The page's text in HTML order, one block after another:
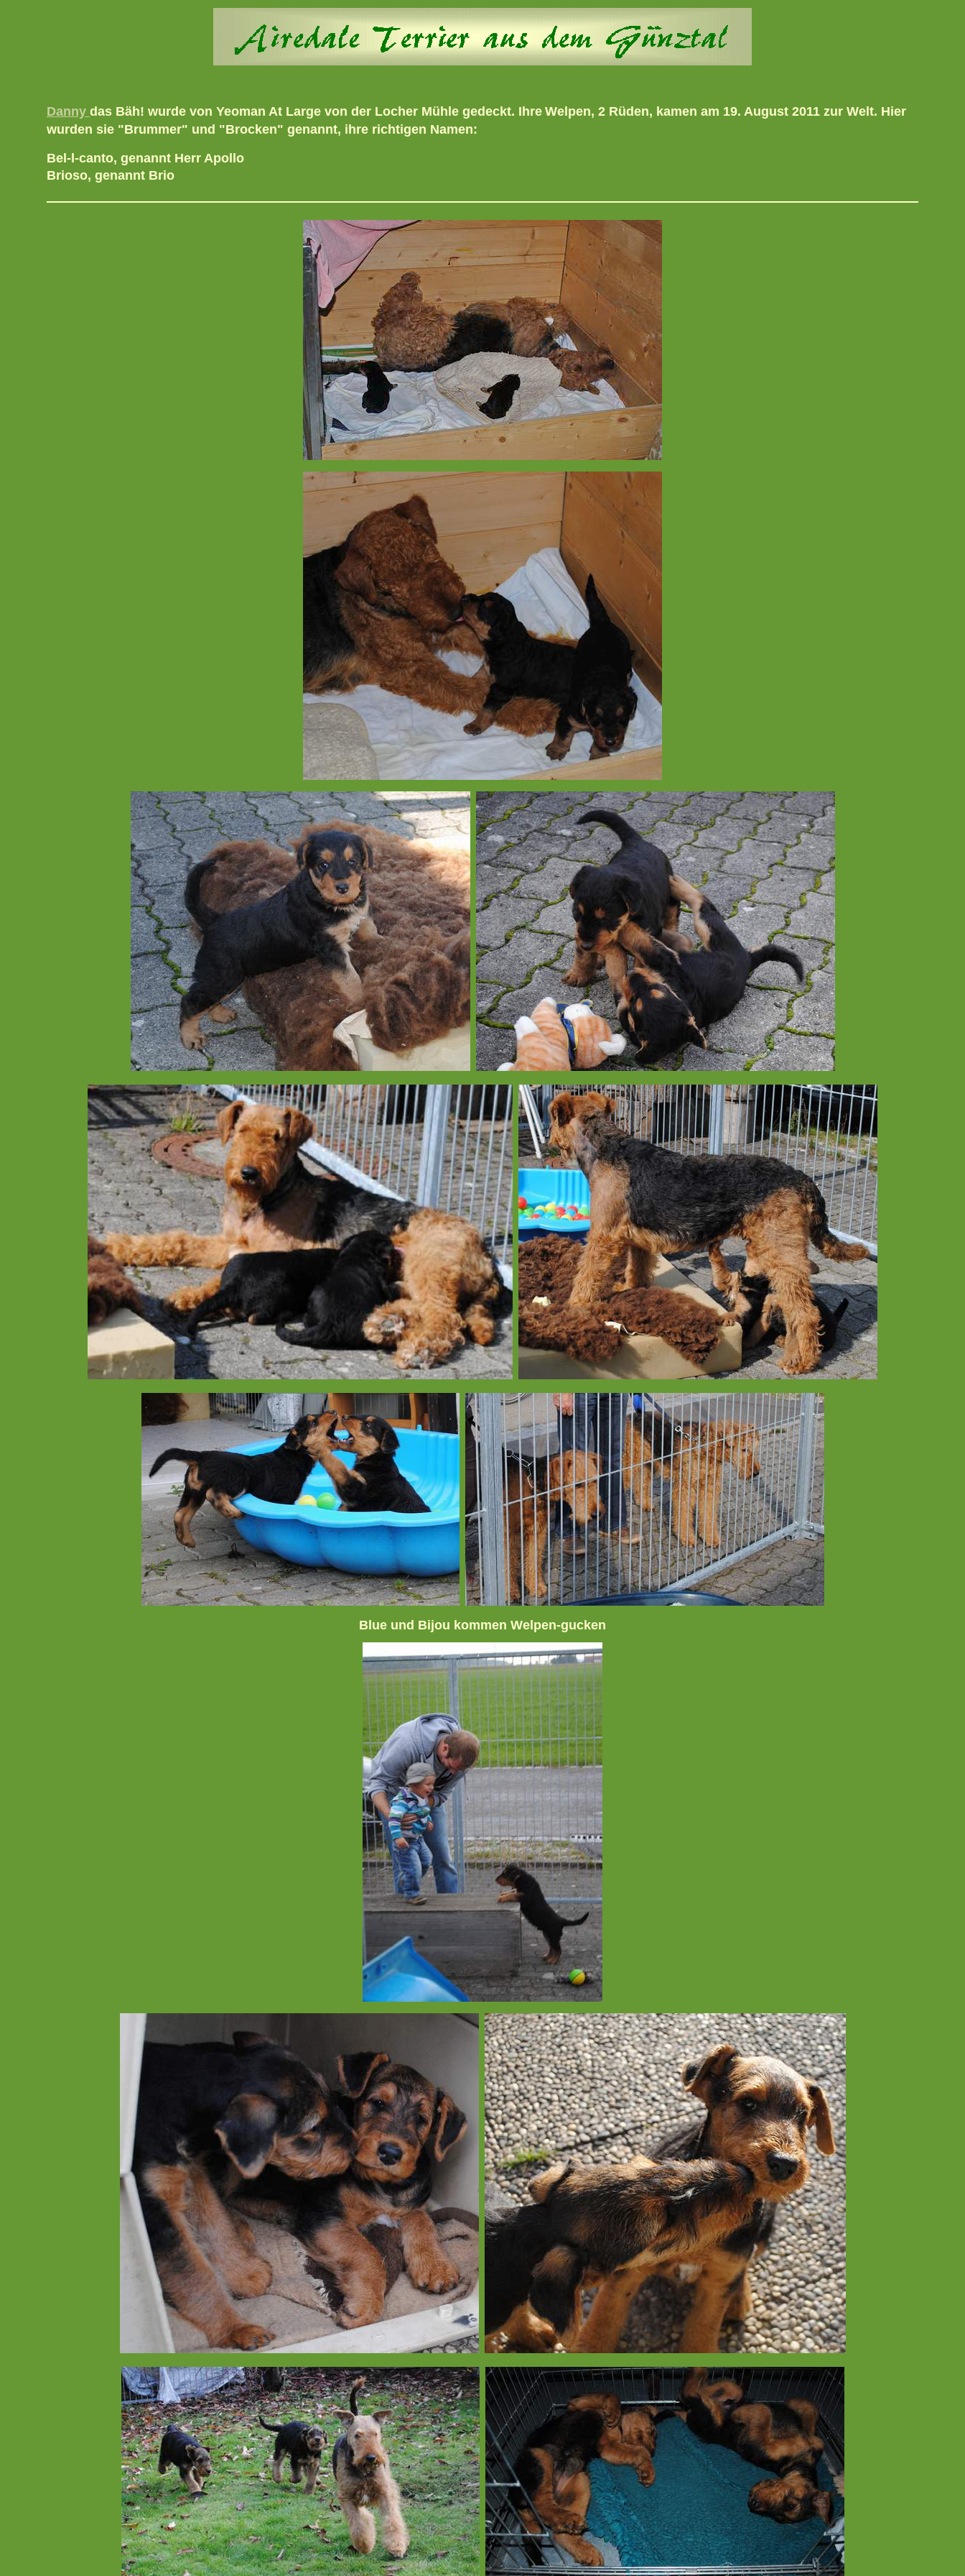
Danny das Bäh! wurde von Yeoman At Large von der Locher Mühle gedeckt. Ihre Welpen, 2 Rüden, kamen am 19. August 2011 zur Welt. Hier
wurden sie "Brummer" und "Brocken" genannt, ihre richtigen Namen:
Bel-l-canto, genannt Herr Apollo
Brioso, genannt Brio
Blue und Bijou kommen Welpen-gucken